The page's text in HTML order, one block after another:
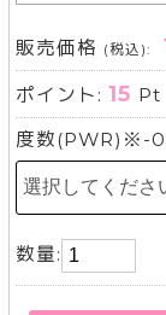
販売価格 (税込):
ポイント:15 Pt
度数(PWR)※-
数量: